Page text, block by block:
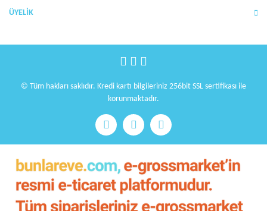
Gönder
ÜYELİK
© Tüm hakları saklıdır. Kredi kartı bilgileriniz 256bit SSL sertifikası ile
korunmaktadır.